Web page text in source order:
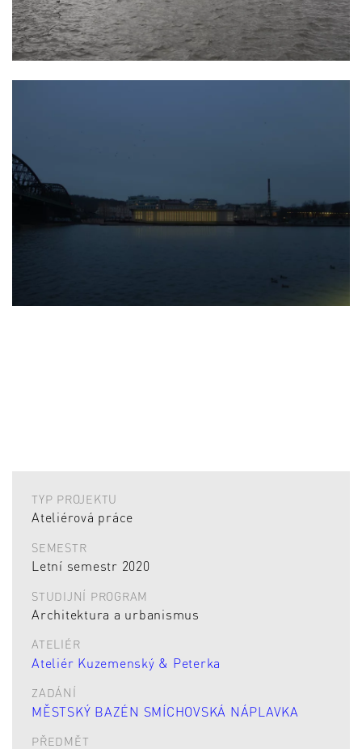
TYP PROJEKTU
Ateliérová práce
SEMESTR
Letní semestr 2020
STUDIJNÍ PROGRAM
Architektura a urbanismus
ATELIÉR
Ateliér Kuzemenský & Peterka
ZADÁNÍ
MĚSTSKÝ BAZÉN SMÍCHOVSKÁ NÁPLAVKA
PŘEDMĚT